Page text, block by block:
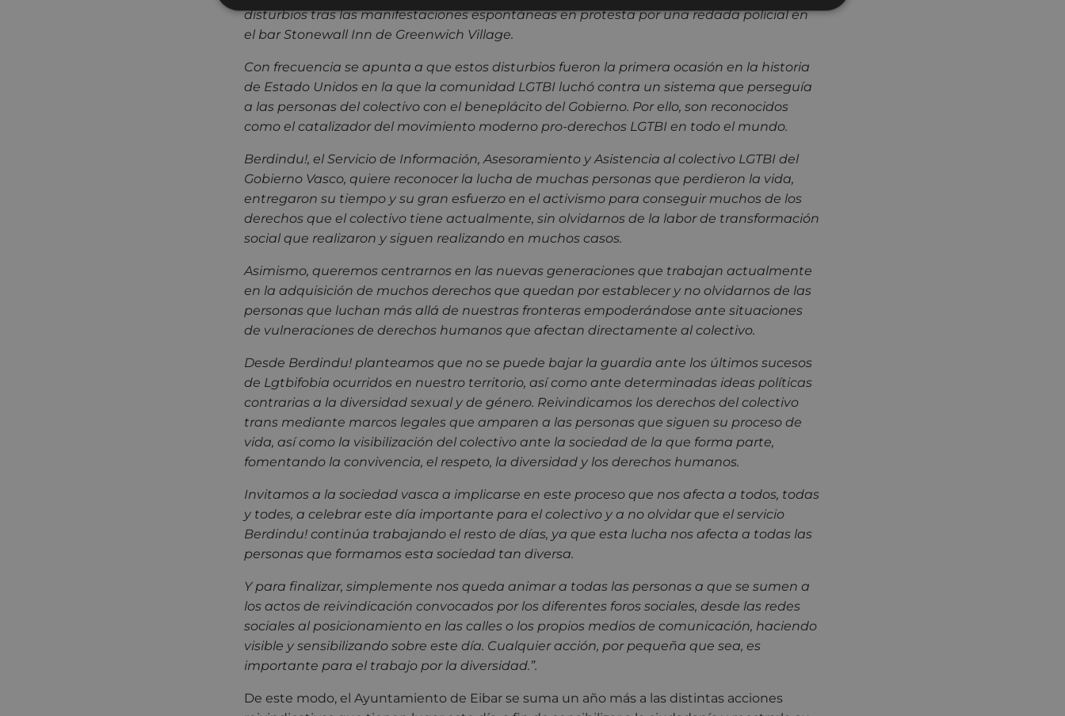
disturbios tras las manifestaciones espontáneas en protesta por una redada policial en
el bar Stonewall Inn de Greenwich Village.
Con frecuencia se apunta a que estos disturbios fueron la primera ocasión en la historia
de Estado Unidos en la que la comunidad LGTBI luchó contra un sistema que perseguía
a las personas del colectivo con el beneplácito del Gobierno. Por ello, son reconocidos
como el catalizador del movimiento moderno pro-derechos LGTBI en todo el mundo.
Berdindu!, el Servicio de Información, Asesoramiento y Asistencia al colectivo LGTBI del
Gobierno Vasco, quiere reconocer la lucha de muchas personas que perdieron la vida,
entregaron su tiempo y su gran esfuerzo en el activismo para conseguir muchos de los
derechos que el colectivo tiene actualmente, sin olvidarnos de la labor de transformación
social que realizaron y siguen realizando en muchos casos.
Asimismo, queremos centrarnos en las nuevas generaciones que trabajan actualmente
en la adquisición de muchos derechos que quedan por establecer y no olvidarnos de las
personas que luchan más allá de nuestras fronteras empoderándose ante situaciones
de vulneraciones de derechos humanos que afectan directamente al colectivo.
Desde Berdindu! planteamos que no se puede bajar la guardia ante los últimos sucesos
de Lgtbifobia ocurridos en nuestro territorio, así como ante determinadas ideas políticas
contrarias a la diversidad sexual y de género. Reivindicamos los derechos del colectivo
trans mediante marcos legales que amparen a las personas que siguen su proceso de
vida, así como la visibilización del colectivo ante la sociedad de la que forma parte,
fomentando la convivencia, el respeto, la diversidad y los derechos humanos.
Invitamos a la sociedad vasca a implicarse en este proceso que nos afecta a todos, todas
y todes, a celebrar este día importante para el colectivo y a no olvidar que el servicio
Berdindu! continúa trabajando el resto de días, ya que esta lucha nos afecta a todas las
personas que formamos esta sociedad tan diversa.
Y para finalizar, simplemente nos queda animar a todas las personas a que se sumen a
los actos de reivindicación convocados por los diferentes foros sociales, desde las redes
sociales al posicionamiento en las calles o los propios medios de comunicación, haciendo
visible y sensibilizando sobre este día. Cualquier acción, por pequeña que sea, es
importante para el trabajo por la diversidad.”.
De este modo, el Ayuntamiento de Eibar se suma un año más a las distintas acciones